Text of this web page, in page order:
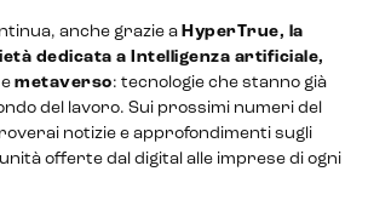
anche grazie a HyperTrue, la
dedicata a Intelligenza artificiale,
e metaverso: tecnologie che stanno già
del lavoro. Sui prossimi numeri del
notizie e approfondimenti sugli
offerte dal digital alle imprese di ogni